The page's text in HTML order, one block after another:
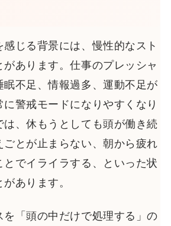
感じる背景には、慢性的なスト
があります。仕事のプレッシャ
眠不足、情報過多、運動不足が
警戒モードになりやすくなり
は、休もうとしても頭が働き続
ごとが止まらない、朝から疲れ
とでイライラする、といった状
あります。
を「頭の中だけで処理する」の